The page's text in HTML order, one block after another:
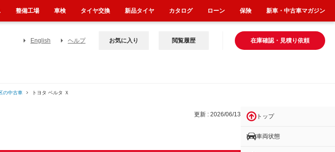
English ヘルプ 在庫確認・見積り依頼
お気に入り 閲覧履歴
の中古車 トヨタ ベルタ Ｘ
更新 : 2026/06/13 トップ
車両状態
整備工場 車検 タイヤ交換 新品タイヤ カタログ ローン 保険 新車・中古車マガジン